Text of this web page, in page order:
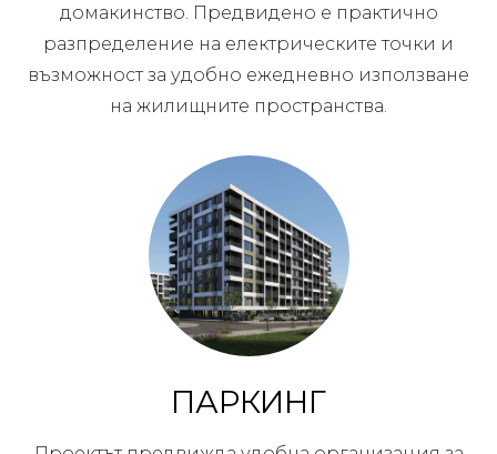
домакинство. Предвидено е практично
разпределение на електрическите точки и
възможност за удобно ежедневно използване
на жилищните пространства.
ПАРКИНГ